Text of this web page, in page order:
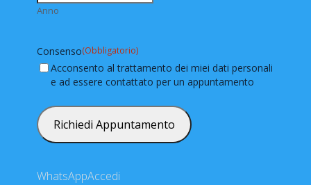
Anno
Consenso(Obbligatorio)
Acconsento al trattamento dei miei dati personali
e ad essere contattato per un appuntamento
WhatsAppAccedi